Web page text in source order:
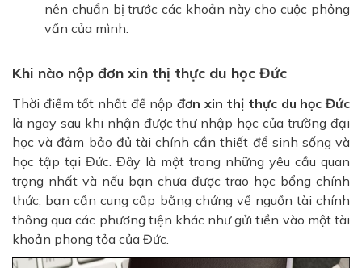
nên chuẩn bị trước các khoản này cho cuộc phỏng
vấn của mình.
Khi nào nộp đơn xin thị thực du học Đức
Thời điểm tốt nhất để nộp đơn xin thị thực du học Đức
là ngay sau khi nhận được thư nhập học của trường đại
học và đảm bảo đủ tài chính cần thiết để sinh sống và
học tập tại Đức. Đây là một trong những yêu cầu quan
trọng nhất và nếu bạn chưa được trao học bổng chính
thức, bạn cần cung cấp bằng chứng về nguồn tài chính
thông qua các phương tiện khác như gửi tiền vào một tài
khoản phong tỏa của Đức.